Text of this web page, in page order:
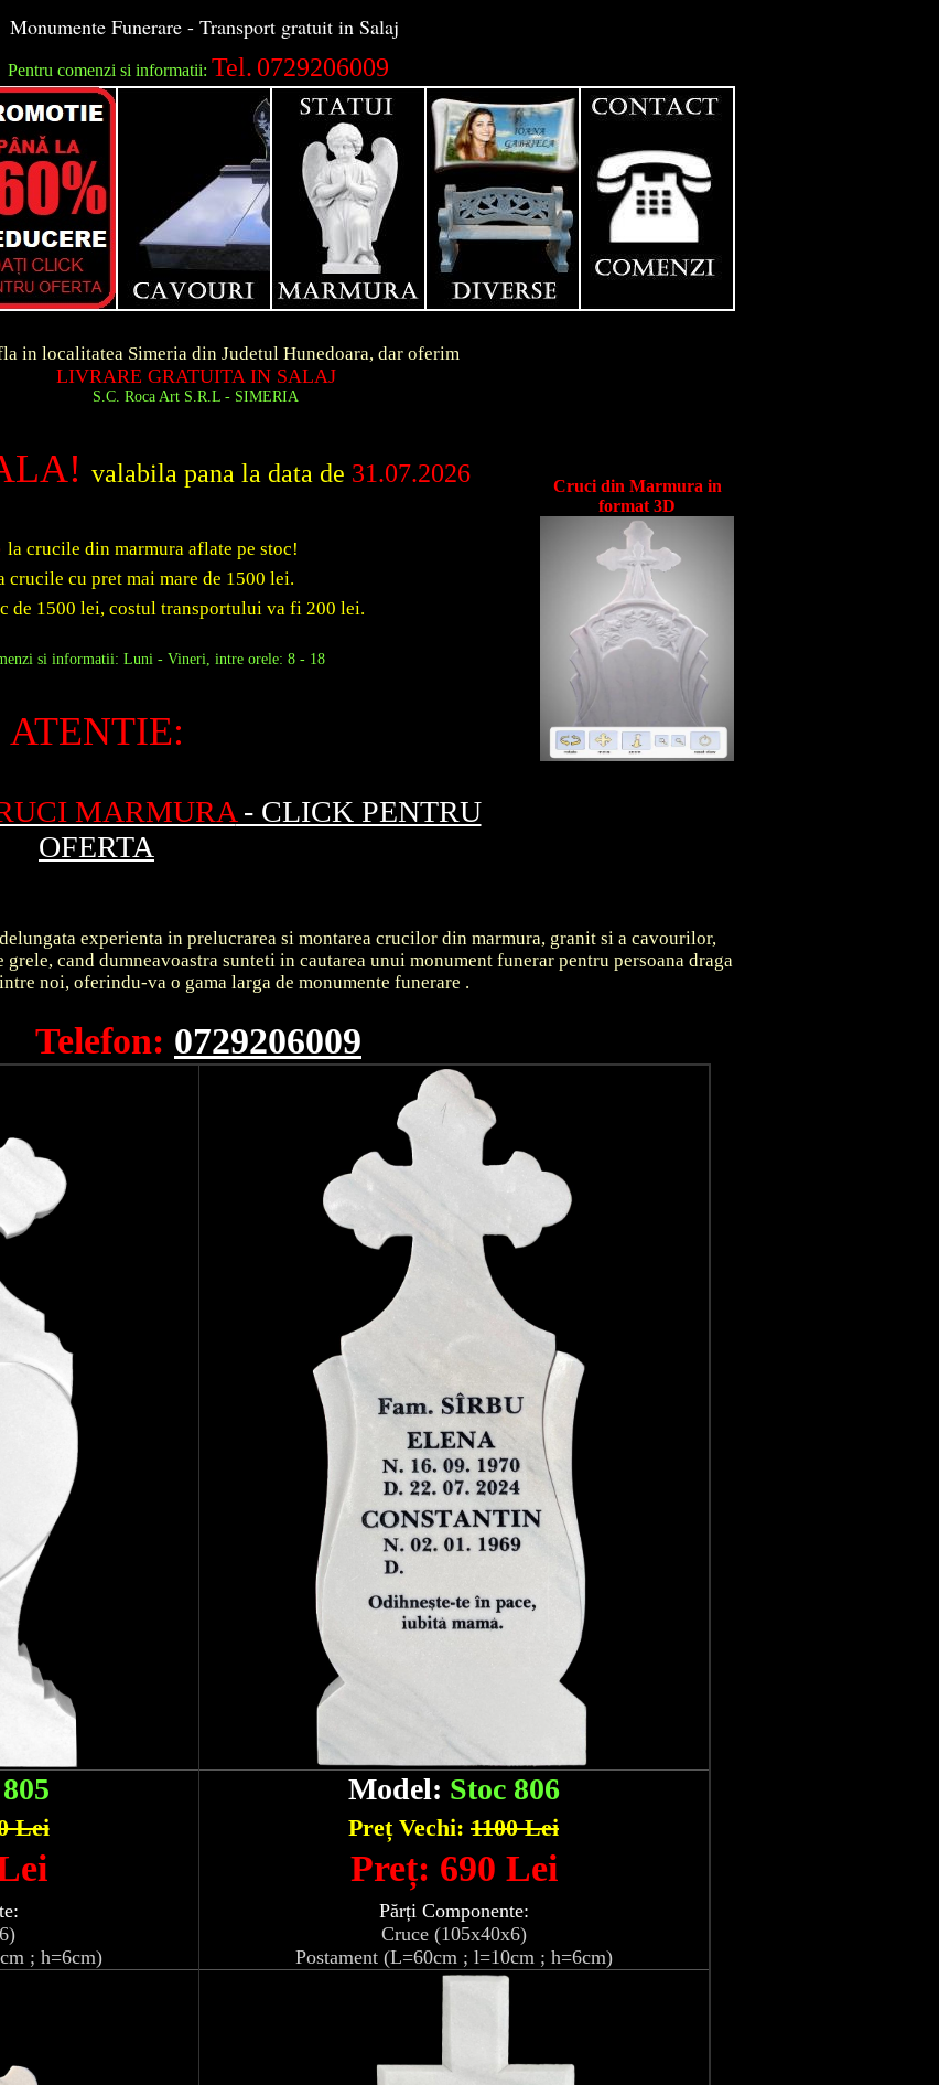
Monumente Funerare - Transport gratuit in Salaj
Pentru comenzi si informatii: Tel. 0729206009
Simeria din Judetul Hunedoara, dar oferim
GRATUITA IN SALAJ
Art S.R.L - SIMERIA
valabila pana la data de 31.07.2026
la crucile din marmura aflate pe stoc!
crucile cu pret mai mare de 1500 lei.
de 1500 lei, costul transportului va fi 200 lei.
si informatii: Luni - Vineri, intre orele: 8 - 18
ATENTIE:
MARMURA- CLICK PENTRU
OFERTA
Cruci din Marmura in
format 3D
experienta in prelucrarea si montarea crucilor din marmura, granit si a cavourilor,
cand dumneavoastra sunteti in cautarea unui monument funerar pentru persoana draga
noi, oferindu-va o gama larga de monumente funerare .
Telefon: 0729206009
Lei
; h=6cm)
Model: Stoc 806
Preț Vechi: 1100 Lei
Preț: 690 Lei
Părți Componente:
Cruce (105x40x6)
Postament (L=60cm ; l=10cm ; h=6cm)